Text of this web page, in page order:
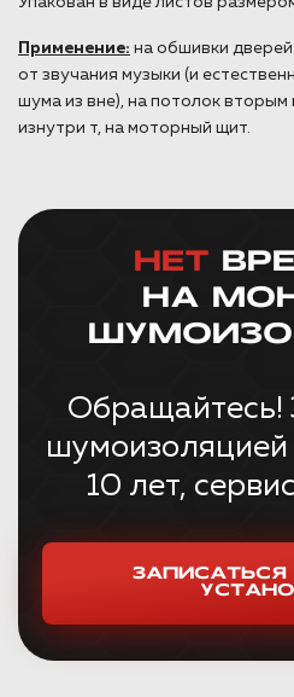
Применение: на обшивки
от звучания музыки (и
шума из вне), на потолок вторым
изнутри т, на моторный щит.
НЕТ
НА
Обращайтесь!
шумоизоляцией
10 лет,